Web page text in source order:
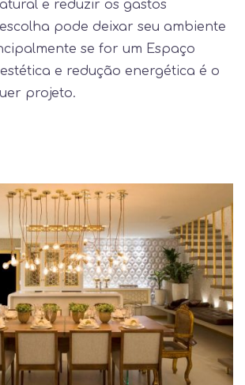
e reduzir os gastos
pode deixar seu ambiente
se for um Espaço
e redução energética é o
projeto.